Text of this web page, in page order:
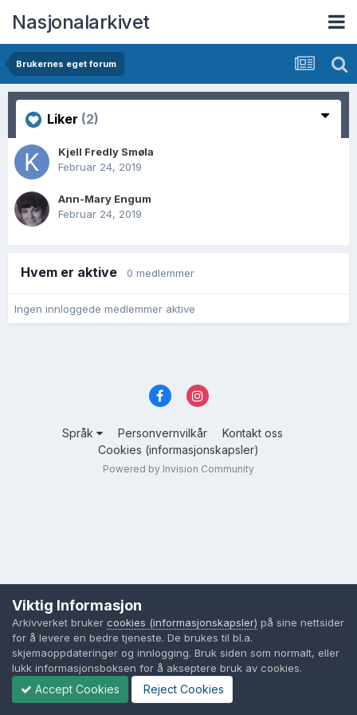
Nasjonalarkivet
Brukernes eget forum
Liker (2)
Kjell Fredly Smøla
Februar 24, 2019
Ann-Mary Engum
Februar 24, 2019
Hvem er aktive 0 medlemmer
Ingen innloggede medlemmer aktive
Språk Personvernvilkår
Kontakt oss
Cookies (informasjonskapsler)
Powered by Invision Community
Viktig Informasjon
Arkivverket bruker cookies (informasjonskapsler) på sine nettsider
for å levere en bedre tjeneste. De brukes til bl.a.
skjemaoppdateringer og innlogging. Bruk siden som normalt, eller
lukk informasjonsboksen for å akseptere bruk av cookies.
Accept Cookies Reject Cookies